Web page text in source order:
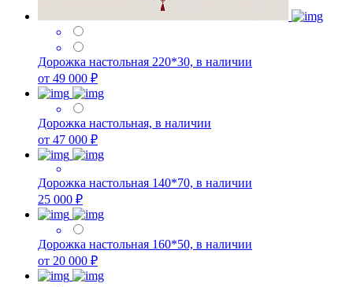
Дорожка настольная 220*30, в наличии
от 49 000 ₽
Дорожка настольная, в наличии
от 47 000 ₽
Дорожка настольная 140*70, в наличии
25 000 ₽
Дорожка настольная 160*50, в наличии
от 20 000 ₽